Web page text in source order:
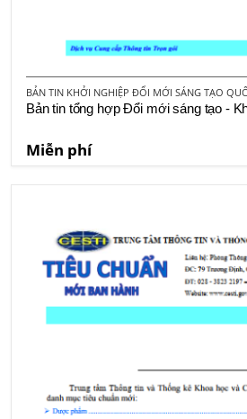
BẢN TIN KHỞI NGHIỆP ĐỔI MỚI SÁNG TẠO
Bản tin tổng hợp Đổi mới sáng tạo -
Miễn phí